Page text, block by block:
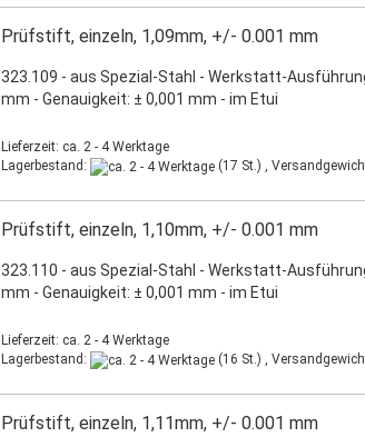
Prüfstift, einzeln, 1,09mm, +/- 0.001 mm
323.109 - aus Spezial-Stahl - Werkstatt-
mm - Genauigkeit: ± 0,001 mm - im Etui
Lieferzeit: ca. 2 - 4 Werktage
Lagerbestand:
(17 St.) ,
Prüfstift, einzeln, 1,10mm, +/- 0.001 mm
323.110 - aus Spezial-Stahl - Werkstatt-
mm - Genauigkeit: ± 0,001 mm - im Etui
Lieferzeit: ca. 2 - 4 Werktage
Lagerbestand:
(16 St.) ,
Prüfstift, einzeln, 1,11mm, +/- 0.001 mm